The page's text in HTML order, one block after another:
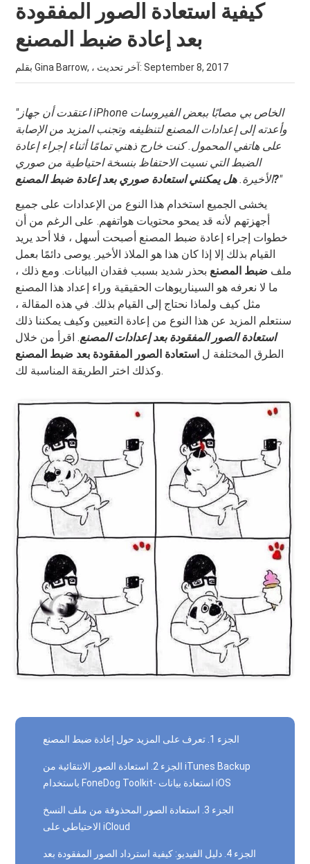
كيفية استعادة الصور المفقودة
بعد إعادة ضبط المصنع
بقلم Gina Barrow, ، آخر تحديث:September 8, 2017
"اعتقدت أن جهاز iPhone الخاص بي مصابًا ببعض الفيروسات
وأعدته إلى إعدادات المصنع لتنظيفه وتجنب المزيد من الإصابة
على هاتفي المحمول. كنت خارج ذهني تمامًا أثناء إجراء إعادة
الضبط التي نسيت الاحتفاظ بنسخة احتياطية من صوري
الأخيرة.هل يمكنني استعادة صوري بعد إعادة ضبط المصنع ?"
يخشى الجميع استخدام هذا النوع من الإعدادات على جميع
أجهزتهم لأنه قد يمحو محتويات هواتفهم. على الرغم من أن
خطوات إجراء إعادة ضبط المصنع أصبحت أسهل ، فلا أحد يريد
القيام بذلك إلا إذا كان هذا هو الملاذ الأخير. يوصى دائمًا بعمل
ملف ضبط المصنع بحذر شديد بسبب فقدان البيانات. ومع ذلك ،
ما لا نعرفه هو السيناريوهات الحقيقية وراء إعداد هذا المصنع
مثل كيف ولماذا نحتاج إلى القيام بذلك. في هذه المقالة ،
سنتعلم المزيد عن هذا النوع من إعادة التعيين وكيف يمكننا ذلك
استعادة الصور المفقودة بعد إعدادات المصنع. اقرأ من خلال
الطرق المختلفة ل استعادة الصور المفقودة بعد ضبط المصنع
وكذلك اختر الطريقة المناسبة لك.
الجزء 1. تعرف على المزيد حول إعادة ضبط المصنع
الجزء 2. استعادة الصور الانتقائية من iTunes Backup
باستخدام FoneDog Toolkit- استعادة بيانات iOS
الجزء 3. استعادة الصور المحذوفة من ملف النسخ
الاحتياطي على iCloud
الجزء 4. دليل الفيديو: كيفية استرداد الصور المفقودة بعد